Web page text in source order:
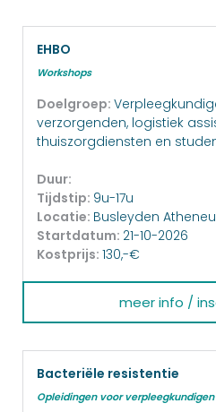
EHBO
Workshops
Doelgroep:
verzorgenden, logistiek
thuiszorgdiensten en
Duur:
Tijdstip: 9u-17u
Locatie: Busleyden
Startdatum: 21-10-2026
Kostprijs: 130,-€
meer info /
Bacteriële resistentie
Opleidingen voor verpleegkundigen